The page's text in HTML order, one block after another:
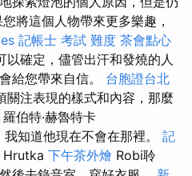
將這個人物帶來更多樂趣，
記帳士 考試 難度 茶會點心
以確定，儘管出汗和發燒的人
給您帶來自信。 台胞證台北
關注表現的​​樣式和內容，那麼
伯特·赫魯特卡
知道他現在不會在那裡。 記
Hrutka 下午茶外燴 Robi聆